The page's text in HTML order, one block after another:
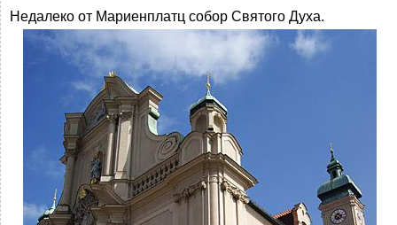
Недалеко от Мариенплатц собор Святого Духа.